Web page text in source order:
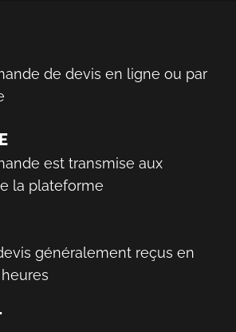
de devis en ligne ou par
est transmise aux
la plateforme
généralement reçus en